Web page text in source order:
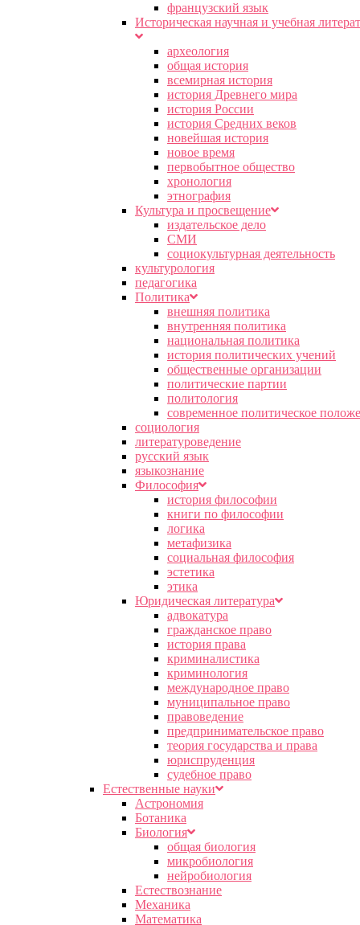
французский язык
Историческая научная и учебная
археология
общая история
всемирная история
история Древнего мира
история России
история Средних веков
новейшая история
новое время
первобытное общество
хронология
этнография
Культура и просвещение
издательское дело
СМИ
социокультурная деятельность
культурология
педагогика
Политика
внешняя политика
внутренняя политика
национальная политика
история политических учений
общественные организации
политические партии
политология
современное политическое
социология
литературоведение
русский язык
языкознание
Философия
история философии
книги по философии
логика
метафизика
социальная философия
эстетика
этика
Юридическая литература
адвокатура
гражданское право
история права
криминалистика
криминология
международное право
муниципальное право
правоведение
предпринимательское право
теория государства и права
юриспруденция
судебное право
Естественные науки
Астрономия
Ботаника
Биология
общая биология
микробиология
нейробиология
Естествознание
Механика
Математика